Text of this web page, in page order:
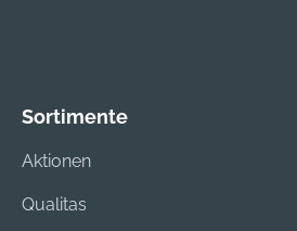
Sortimente
Aktionen
Qualitas